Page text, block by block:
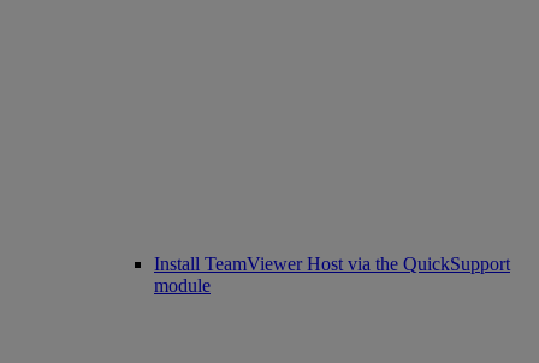
Install TeamViewer Host via the QuickSupport
module